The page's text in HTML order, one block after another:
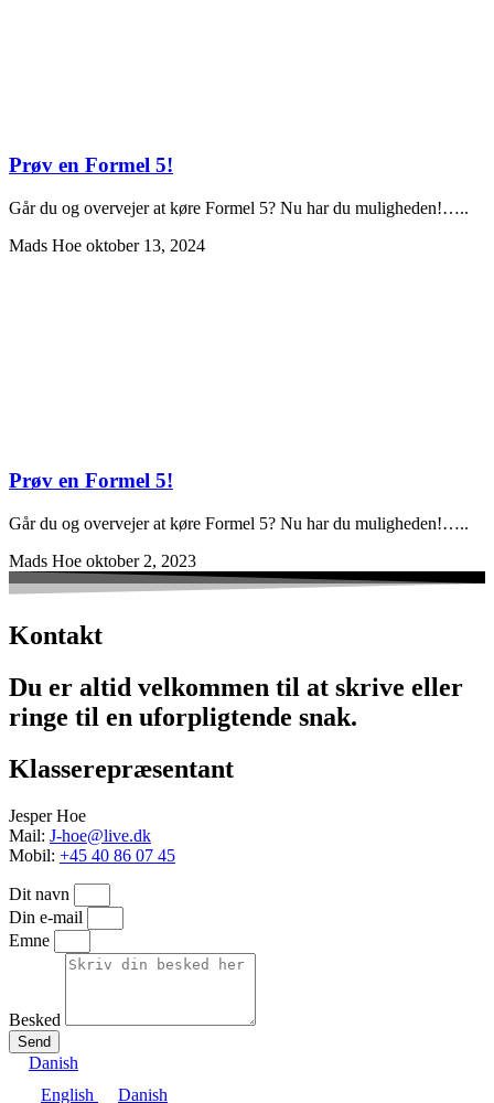
Prøv en Formel 5!
Går du og overvejer at køre Formel 5? Nu har du muligheden!…..
Mads Hoe oktober 13, 2024
Prøv en Formel 5!
Går du og overvejer at køre Formel 5? Nu har du muligheden!…..
Mads Hoe oktober 2, 2023
Kontakt
Du er altid velkommen til at skrive eller
ringe til en uforpligtende snak.
Klasserepræsentant
Jesper Hoe
Mail: J-hoe@live.dk
Mobil: +45 40 86 07 45
Dit navn
Din e-mail
Emne
Besked
Send
Danish
English
Danish